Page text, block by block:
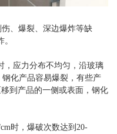
、爆裂、深边爆炸等缺
应力分布不均匀，沿玻璃
化产品容易爆裂，有些产
到产品的一侧或表面，钢化
时，爆破次数达到20-